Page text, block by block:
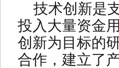
技术创新是
投入大量资金
创新为目标的
合作，建立了